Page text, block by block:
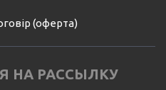
(оферта)
НА РАССЫЛКУ